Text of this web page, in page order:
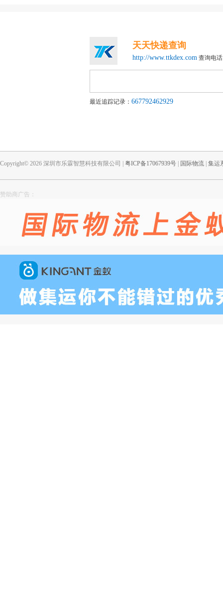
天天快递查询
http://www.ttkdex.com 查询电话
最近追踪记录： 667792462929
Copyright© 2026 深圳市乐霖智慧科技有限公司 | 粤ICP备17067939号 | 国际物流 | 集运
赞助商广告：